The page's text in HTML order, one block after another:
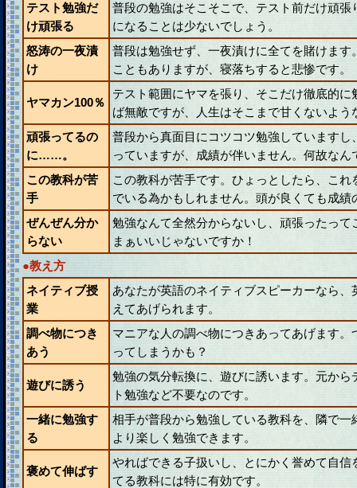
テスト勉強だ
け頑張る
普段の勉強はそこそこで、テスト前だけ頑
になることは少ないでしょう。
怒涛の一夜漬
け
普段は勉強せず、一夜漬けに全てを賭けま
こともありますが、寝落ちすると悲惨です。
ヤマカン100％
テスト範囲にヤマを張り、そこだけ徹底的
ば無敵ですが、人生はそこまで甘くないよう
頑張ってるの
に……。
普段から真面目にコツコツ勉強しています
っていますが、成績が伴いません。何故なん
この教科が苦
手
この教科が苦手です。ひょっとしたら、こ
でいる為かもしれません。頭が良くても成
ぜんぜん分か
らない
勉強なんて全然分からないし、頑張ったっ
まぁいいじゃないですか！
●教え方
ネイティブ授
業
あなたが英語のネイティブスピーカーなら
えてあげられます。
調べ物につき
あう
マニアな人の調べ物につきあってあげます
ってしまうかも？
遊びに誘う
勉強の気分転換に、遊びに誘います。元か
ト勉強など不要なのです。
一緒に勉強す
る
相手が普段から勉強している教科を、隣で
より楽しく勉強できます。
褒めて伸ばす
やればできる子扱いし、とにかく誉めて自
てる教科には特に有効です。